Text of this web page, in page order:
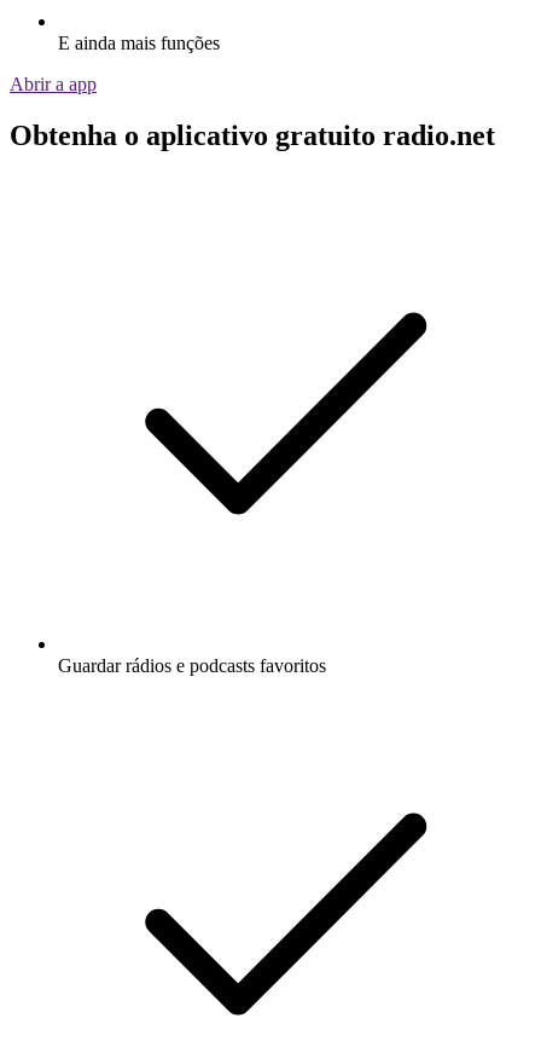
E ainda mais funções
Abrir a app
Obtenha o aplicativo gratuito radio.net
Guardar rádios e podcasts favoritos